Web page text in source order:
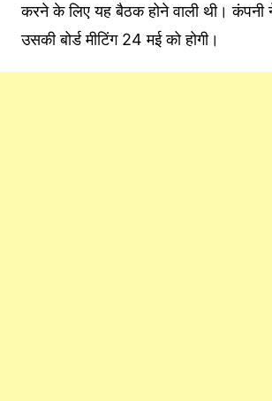
करने के लिए यह बैठक होने वाली थी। कंपनी
उसकी बोर्ड मीटिंग 24 मई को होगी।